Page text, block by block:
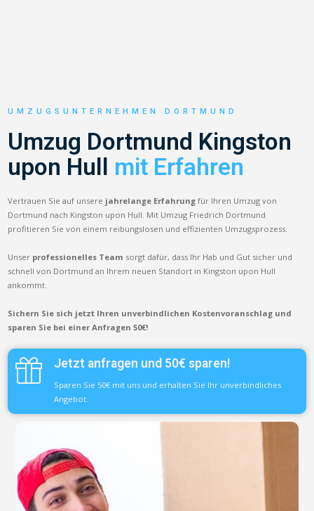
UMZUGSUNTERNEHMEN DORTMUND
Umzug Dortmund Kingston
upon Hull mit Erfahren
Vertrauen Sie auf unsere jahrelange Erfahrung für Ihren Umzug von
Dortmund nach Kingston upon Hull. Mit Umzug Friedrich Dortmund
profitieren Sie von einem reibungslosen und effizienten Umzugsprozess.
Unser professionelles Team sorgt dafür, dass Ihr Hab und Gut sicher und
schnell von Dortmund an Ihrem neuen Standort in Kingston upon Hull
ankommt.
Sichern Sie sich jetzt Ihren unverbindlichen Kostenvoranschlag und
sparen Sie bei einer Anfragen 50€!
Jetzt anfragen und 50€ sparen!
Sparen Sie 50€ mit uns und erhalten Sie Ihr unverbindliches
Angebot.